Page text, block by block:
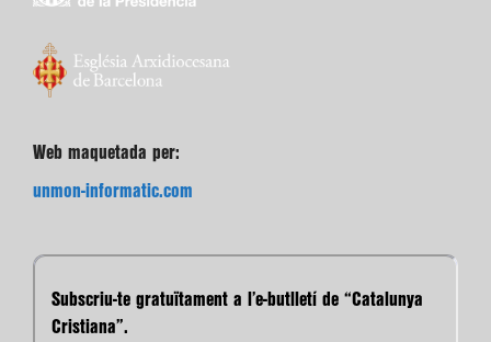
Web maquetada per:
unmon-informatic.com
Subscriu-te gratuïtament a l’e-butlletí de “Catalunya
Cristiana”.